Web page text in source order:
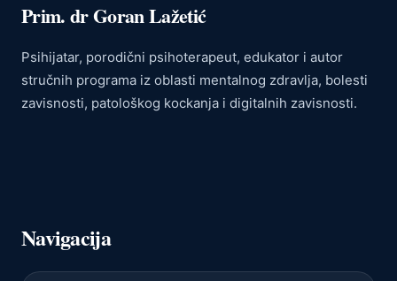
Prim. dr Goran Lažetić
Psihijatar, porodični psihoterapeut, edukator i autor
stručnih programa iz oblasti mentalnog zdravlja, bolesti
zavisnosti, patološkog kockanja i digitalnih zavisnosti.
Navigacija